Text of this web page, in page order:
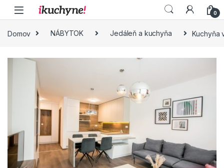
Skip to navigation
Skip to content
0
Domov NÁBYTOK Jedáleň a kuchyňa Kuchyňa